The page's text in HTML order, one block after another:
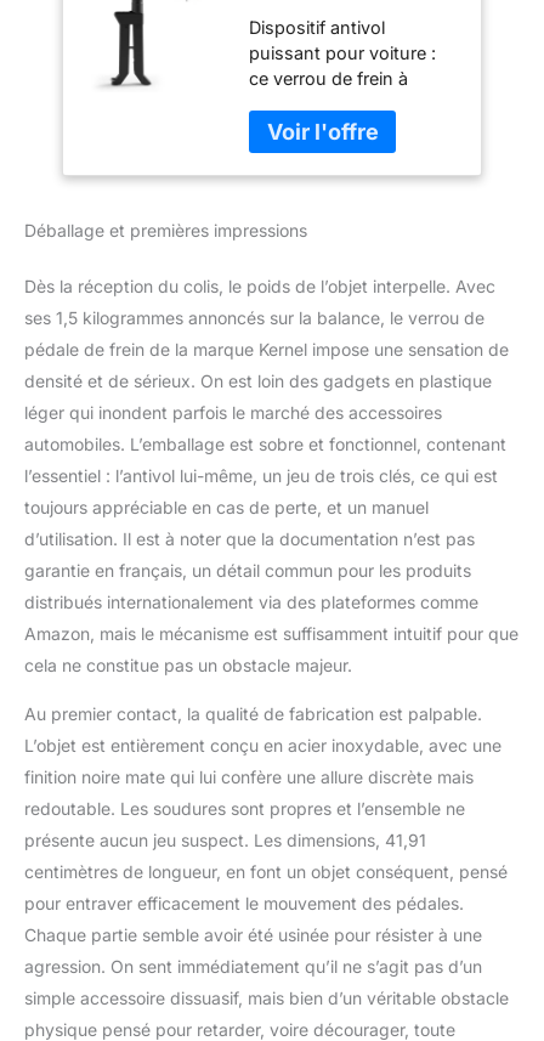
de verrouillage de
frein et
d'embrayage de
voiture, robuste en
acier inoxydable,
protection de
sécurité, dispositif
antivol avec
Dispositif antivol
puissant pour voiture :
ce verrou de frein à
acier inoxydable robuste
et épais. Grâce aux
processus de
trempe, il est résistant à
cisaillement hydraulique,
offrant d'excellents effets
antivol. Chaque antivol
de voiture est équipé de
trois clés Cylindre de
serrure breveté : le
verrou de pédale de frein
est conçu avec un noyau
de verrouillage à balle et
ne peut pas être
déverrouillé avec du
papier d'aluminium, des
principales, etc. Il est
plus robuste et résistant
au déverrouillage et au
Installation facile :
l'installation du verrou de
frein de voiture peut être
secondes sans se
pencher. Vous n'avez
pas besoin d'autres
outils ou de vous
pencher Plus qu'un
verrou de voiture : ce
dispositif de prévention
du vol de voiture peut
être utilisé comme brise-
Déballage et premières impressions
Dès la réception du colis, le poids de l’objet interpelle. Avec
ses 1,5 kilogrammes annoncés sur la balance, le verrou de
pédale de frein de la marque Kernel impose une sensation de
densité et de sérieux. On est loin des gadgets en plastique
léger qui inondent parfois le marché des accessoires
automobiles. L’emballage est sobre et fonctionnel, contenant
l’essentiel : l’antivol lui-même, un jeu de trois clés, ce qui est
toujours appréciable en cas de perte, et un manuel
d’utilisation. Il est à noter que la documentation n’est pas
garantie en français, un détail commun pour les produits
distribués internationalement via des plateformes comme
Amazon, mais le mécanisme est suffisamment intuitif pour que
cela ne constitue pas un obstacle majeur.
Au premier contact, la qualité de fabrication est palpable.
L’objet est entièrement conçu en acier inoxydable, avec une
finition noire mate qui lui confère une allure discrète mais
redoutable. Les soudures sont propres et l’ensemble ne
présente aucun jeu suspect. Les dimensions, 41,91
centimètres de longueur, en font un objet conséquent, pensé
pour entraver efficacement le mouvement des pédales.
Chaque partie semble avoir été usinée pour résister à une
agression. On sent immédiatement qu’il ne s’agit pas d’un
simple accessoire dissuasif, mais bien d’un véritable obstacle
physique pensé pour retarder, voire décourager, toute